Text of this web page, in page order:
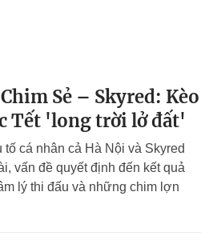
Sẻ – Skyred: Kèo
Tết 'long trời lở đất'
tố cá nhân cả Hà Nội và Skyred
vấn đề quyết định đến kết quả
lý thi đấu và những chim lợn